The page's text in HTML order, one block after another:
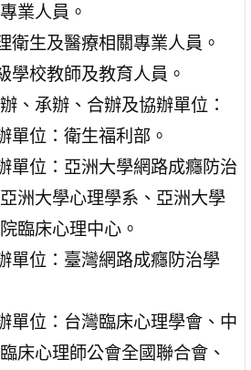
業人員。
衛生及醫療相關專業人員。
學校教師及教育人員。
、承辦、合辦及協辦單位：
單位：衛生福利部。
單位：亞洲大學網路成癮防治
洲大學心理學系、亞洲大學
臨床心理中心。
單位：臺灣網路成癮防治學
單位：台灣臨床心理學會、中
床心理師公會全國聯合會、